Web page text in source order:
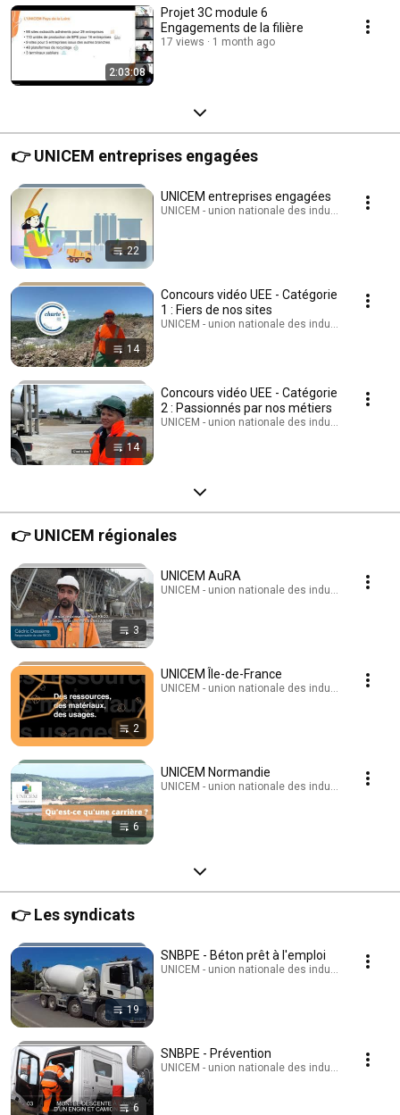
2:03:08
Projet 3C module 6
Engagements de la filière
17 views 1 month ago
👉 UNICEM entreprises engagées
22
UNICEM entreprises engagées
UNICEM - union nationale des industries de
14
Concours vidéo UEE - Catégorie
1 : Fiers de nos sites
UNICEM - union nationale des industries de
14
Concours vidéo UEE - Catégorie
2 : Passionnés par nos métiers
UNICEM - union nationale des industries de
👉 UNICEM régionales
3
UNICEM AuRA
UNICEM - union nationale des industries de
2
UNICEM Île-de-France
UNICEM - union nationale des industries de
6
UNICEM Normandie
UNICEM - union nationale des industries de
👉 Les syndicats
19
SNBPE - Béton prêt à l'emploi
UNICEM - union nationale des industries de
6
SNBPE - Prévention
UNICEM - union nationale des industries de